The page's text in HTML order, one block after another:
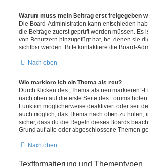
Warum muss mein Beitrag erst freigegeben
Die Board-Administration kann entschieden
die Beiträge zuerst geprüft werden müssen. Es
von Benutzern hinzugefügt hat, bei denen sie
sichtbar werden. Bitte kontaktiere die Board-
Nach oben
Wie markiere ich ein Thema als neu?
Durch Klicken des „Thema als neu
nach oben auf die erste Seite des Forums
Funktion möglicherweise deaktiviert oder seit
auch möglich, das Thema nach oben zu holen,
sicher, dass du die Regeln dieses Boards
Grund auf alte oder abgeschlossene Themen
Nach oben
Textformatierung und Thementypen